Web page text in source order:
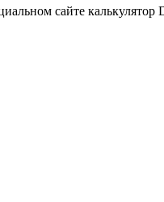
сайте калькулятор